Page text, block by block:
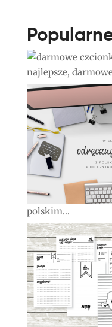
najlepsze,
polskim...